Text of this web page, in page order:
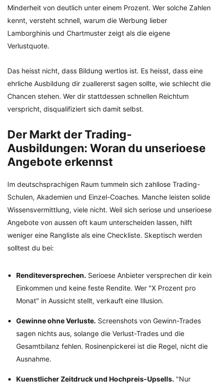
Minderheit von deutlich unter einem Prozent. Wer solche Zahlen
kennt, versteht schnell, warum die Werbung lieber
Lamborghinis und Chartmuster zeigt als die eigene
Verlustquote.
Das heisst nicht, dass Bildung wertlos ist. Es heisst, dass eine
ehrliche Ausbildung dir zuallererst sagen sollte, wie schlecht die
Chancen stehen. Wer dir stattdessen schnellen Reichtum
verspricht, disqualifiziert sich damit selbst.
Der Markt der Trading-
Ausbildungen: Woran du unserioese
Angebote erkennst
Im deutschsprachigen Raum tummeln sich zahllose Trading-
Schulen, Akademien und Einzel-Coaches. Manche leisten solide
Wissensvermittlung, viele nicht. Weil sich seriose und unserioese
Angebote von aussen oft kaum unterscheiden lassen, hilft
weniger eine Rangliste als eine Checkliste. Skeptisch werden
solltest du bei:
Renditeversprechen. Serioese Anbieter versprechen dir kein
Einkommen und keine feste Rendite. Wer "X Prozent pro
Monat" in Aussicht stellt, verkauft eine Illusion.
Gewinne ohne Verluste. Screenshots von Gewinn-Trades
sagen nichts aus, solange die Verlust-Trades und die
Gesamtbilanz fehlen. Rosinenpickerei ist die Regel, nicht die
Ausnahme.
Kuenstlicher Zeitdruck und Hochpreis-Upsells. "Nur